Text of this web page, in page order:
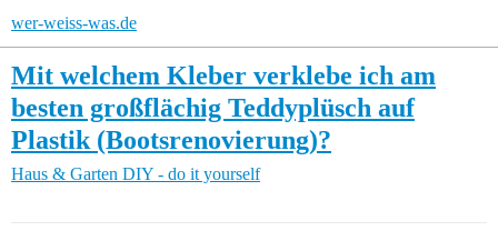
wer-weiss-was.de
Mit welchem Kleber verklebe ich am
besten großflächig Teddyplüsch auf
Plastik (Bootsrenovierung)?
Haus & Garten DIY - do it yourself